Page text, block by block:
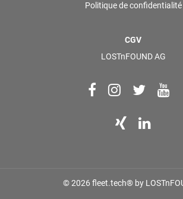
Politique de confidentialité
CGV
LOSTnFOUND AG
© 2026 fleet.tech® by